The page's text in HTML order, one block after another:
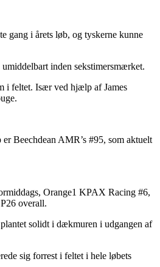
gang i årets løb, og tyskerne kunne
inden sekstimersmærket.
i feltet. Især ved hjælp af James
Beechdean AMR’s #95, som aktuelt
Orange1 KPAX Racing #6,
overall.
solidt i dækmuren i udgangen af
sig forrest i feltet i hele løbets